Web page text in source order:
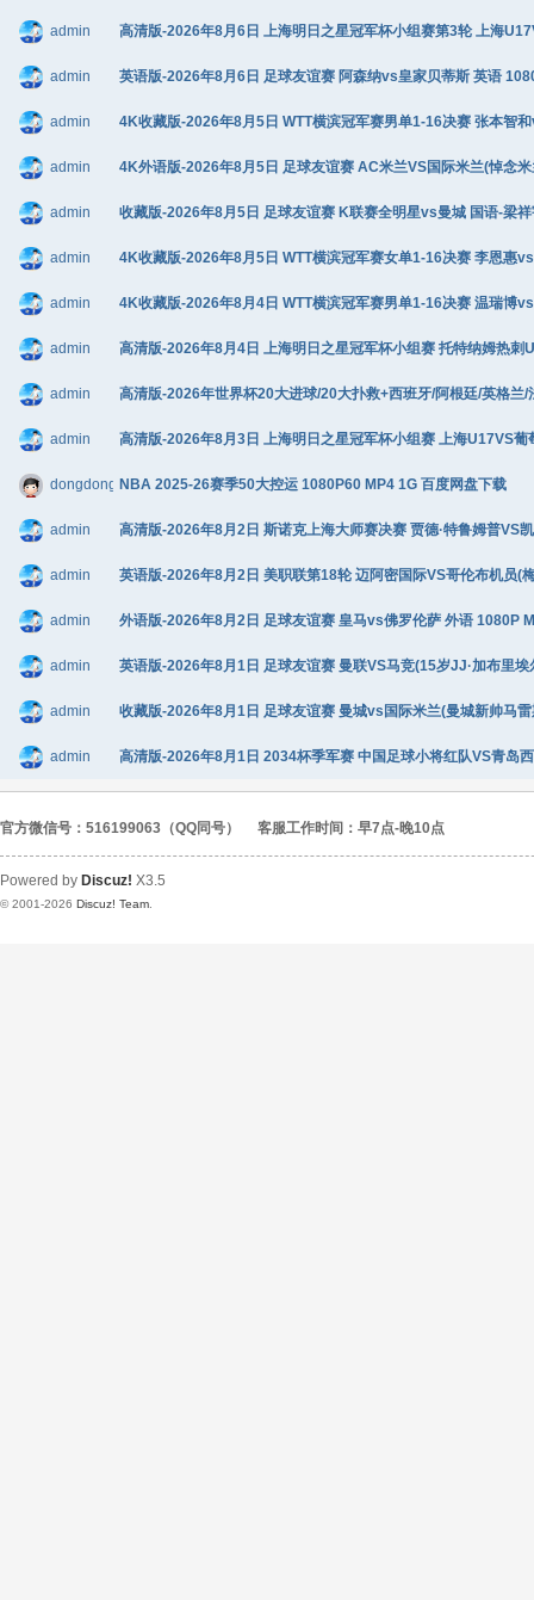
admin 高清版-2026年8月6日 上海明日之星冠军杯小组赛第3轮 上海
admin 英语版-2026年8月6日 足球友谊赛 阿森纳vs皇家贝蒂斯 英语
admin 4K收藏版-2026年8月5日 WTT横滨冠军赛男单1-16决赛 张本智
admin 4K外语版-2026年8月5日 足球友谊赛 AC米兰VS国际米兰(悼念
admin 收藏版-2026年8月5日 足球友谊赛 K联赛全明星vs曼城 国语-梁
admin 4K收藏版-2026年8月5日 WTT横滨冠军赛女单1-16决赛 李恩惠
admin 4K收藏版-2026年8月4日 WTT横滨冠军赛男单1-16决赛 温瑞博
admin 高清版-2026年8月4日 上海明日之星冠军杯小组赛 托特纳姆热
admin 高清版-2026年世界杯20大进球/20大扑救+西班牙/阿根廷/英格
admin 高清版-2026年8月3日 上海明日之星冠军杯小组赛 上海U17VS
dongdongadongNBA 2025-26赛季50大控运 1080P60 MP4 1G 百度网盘下载
admin 高清版-2026年8月2日 斯诺克上海大师赛决赛 贾德·特鲁姆普VS
admin 英语版-2026年8月2日 美职联第18轮 迈阿密国际VS哥伦布机员
admin 外语版-2026年8月2日 足球友谊赛 皇马vs佛罗伦萨 外语 1080P
admin 英语版-2026年8月1日 足球友谊赛 曼联VS马竞(15岁JJ·加布里
admin 收藏版-2026年8月1日 足球友谊赛 曼城vs国际米兰(曼城新帅马
admin 高清版-2026年8月1日 2034杯季军赛 中国足球小将红队VS青岛
官方微信号：516199063（QQ同号） 客服工作时间：早7点-晚10点
Powered by Discuz! X3.5
© 2001-2026 Discuz! Team